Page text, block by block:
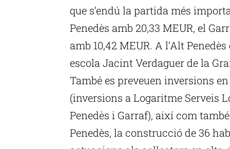
que s’endú la partida més
Penedès amb 20,33 MEUR, el
amb 10,42 MEUR. A l’Alt
escola Jacint Verdaguer de la
També es preveuen inversions
(inversions a Logaritme Serveis
Penedès i Garraf), així com
Penedès, la construcció de 36